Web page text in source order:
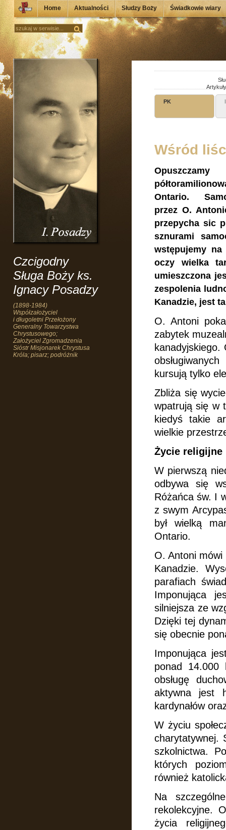
Home Aktualności Słudzy Boży Świadkowie wiary
Czcigodny
Sługa Boży ks.
Ignacy Posadzy
(1898-1984)
Współzałożyciel
i długoletni Przełożony
Generalny Towarzystwa
Chrystusowego;
Założyciel Zgromadzenia
Sióstr Misjonarek Chrystusa
Króla; pisarz; podróżnik
Artykuły
PK
Wśród
Ontario.
przez O.
przepycha sic
sznurami
wstępujemy
oczy wielka
umieszczona
zespolenia
Kanadzie, jest
O. Antoni
zabytek
kursują tylko
Zbliża się
wpatrują się w
kiedyś takie
wielkie
Życie religijne
W pierwszą
odbywa się
Różańca św. I
z swym
był wielką
Ontario.
O. Antoni mówi
Kanadzie.
parafiach
Imponująca
silniejsza ze
Dzięki tej
się obecnie
Imponująca
ponad 14.000
obsługę
aktywna jest
kardynałów
W życiu
charytatywnej.
szkolnictwa.
których
również
Na
rekolekcyjne.
życia